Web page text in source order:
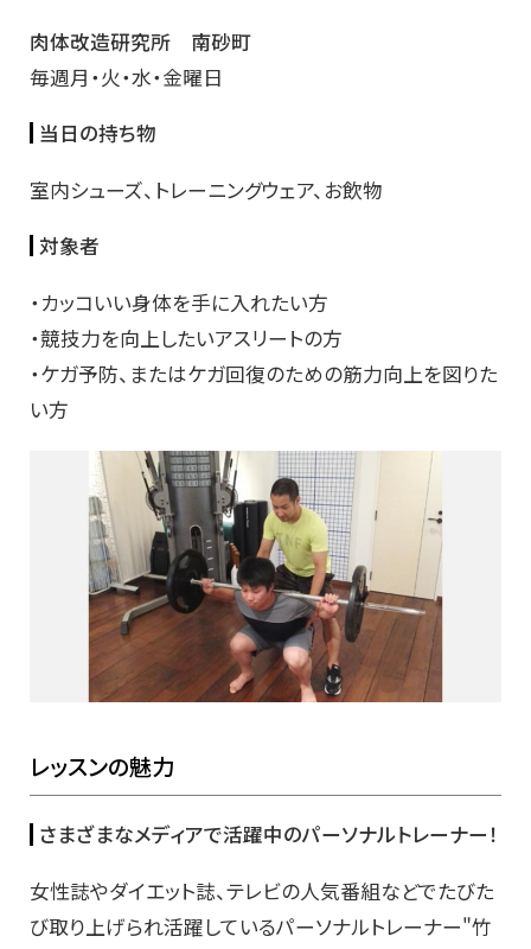
肉体改造研究所 南砂町
毎週月・火・水・金曜日
当日の持ち物
室内シューズ、トレーニングウェア、お飲物
対象者
・カッコいい身体を手に入れたい方
・競技力を向上したいアスリートの方
・ケガ予防、またはケガ回復のための筋力向上を図りた
い方
レッスンの魅力
さまざまなメディアで活躍中のパーソナルトレーナー！
女性誌やダイエット誌、テレビの人気番組などでたびた
び取り上げられ活躍しているパーソナルトレーナー"竹